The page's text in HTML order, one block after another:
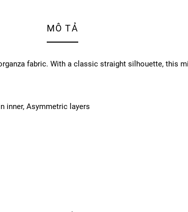
MÔ TẢ
fabric. With a classic straight silhouette, this
inner, Asymmetric layers